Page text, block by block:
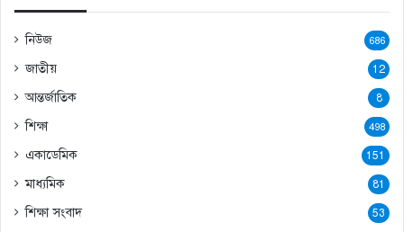
নিউজ 686
জাতীয় 12
আন্তর্জাতিক 8
শিক্ষা 498
একাডেমিক 151
মাধ্যমিক 81
শিক্ষা সংবাদ 53